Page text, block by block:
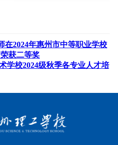
在2024年惠州市中等职业学校
获二等奖
学校2024级秋季各专业人才培